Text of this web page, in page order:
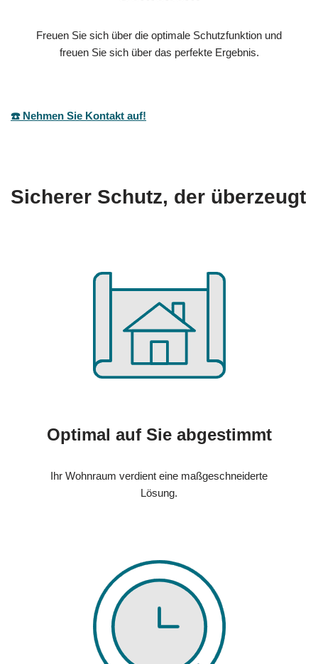
Freuen Sie sich über die optimale Schutzfunktion und
freuen Sie sich über das perfekte Ergebnis.
☎️ Nehmen Sie Kontakt auf!
Sicherer Schutz, der überzeugt
Optimal auf Sie abgestimmt
Ihr Wohnraum verdient eine maßgeschneiderte
Lösung.